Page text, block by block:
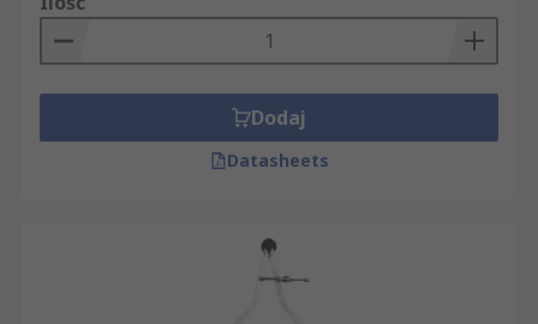
Dodaj
Datasheets